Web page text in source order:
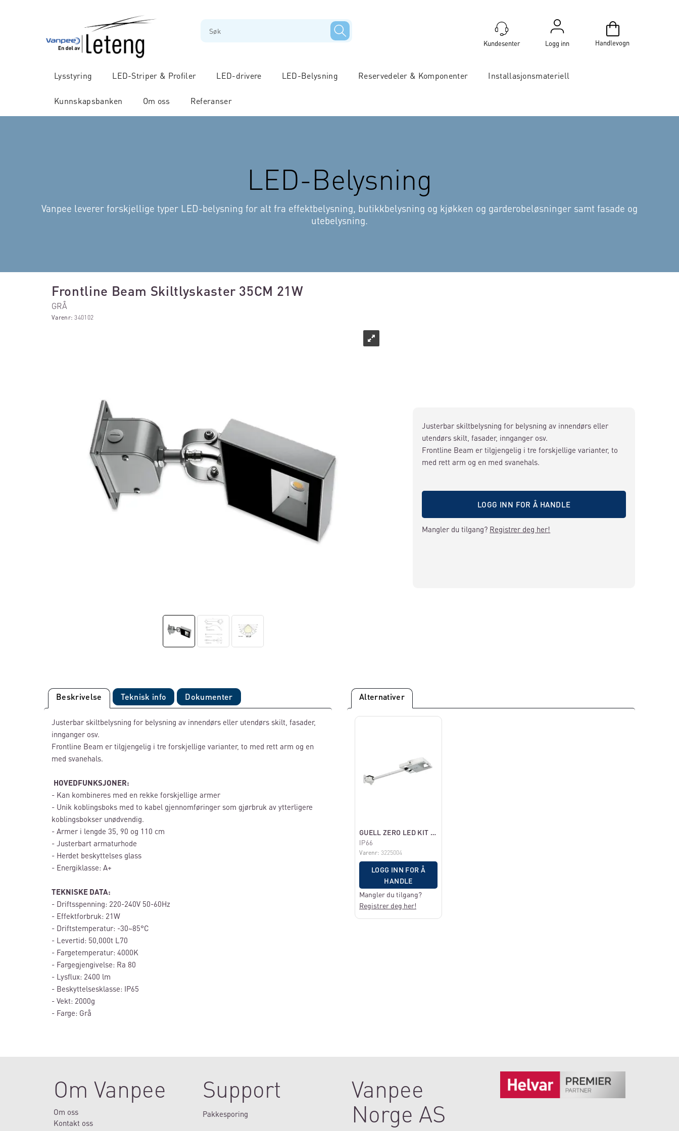
Logg inn Handlevogn
Lysstyring LED-Striper & Profiler LED-drivere LED-Belysning Reservedeler & Komponenter Installasjonsmateriell
Kunnskapsbanken Om oss Referanser
LED-Belysning
Vanpee leverer forskjellige typer LED-belysning for alt fra effektbelysning, butikkbelysning og kjøkken og garderobeløsninger samt fasade og
utebelysning.
Frontline Beam Skiltlyskaster 35CM 21W
GRÅ
Varenr:340102
Justerbar skiltbelysning for belysning av innendørs eller
utendørs skilt, fasader, innganger osv.
Frontline Beam er tilgjengelig i tre forskjellige varianter, to
med rett arm og en med svanehals.
LOGG INN FOR Å HANDLE
Mangler du tilgang? Registrer deg her!
Beskrivelse Teknisk info Dokumenter
Justerbar skiltbelysning for belysning av innendørs eller utendørs skilt, fasader,
innganger osv.
Frontline Beam er tilgjengelig i tre forskjellige varianter, to med rett arm og en
med svanehals.
HOVEDFUNKSJONER:
- Kan kombineres med en rekke forskjellige armer
- Unik koblingsboks med to kabel gjennomføringer som gjørbruk av ytterligere
koblingsbokser unødvendig.
- Armer i lengde 35, 90 og 110 cm
- Justerbart armaturhode
- Herdet beskyttelses glass
- Energiklasse: A+
TEKNISKE DATA:
- Driftsspenning: 220-240V 50-60Hz
- Effektforbruk: 21W
- Driftstemperatur: -30~85°C
- Levertid: 50,000t L70
- Fargetemperatur: 4000K
- Fargegjengivelse: Ra 80
- Lysflux: 2400 lm
- Beskyttelsesklasse: IP65
- Vekt: 2000g
- Farge: Grå
Alternativer
GUELL ZERO LED KIT HVIT 15W 4000K 1603LM
IP66
Varenr: 3225004
LOGG INN FOR Å
HANDLE
Mangler du tilgang?
Registrer deg her!
Om Vanpee
Om oss
Kontakt oss
Support
Pakkesporing
Vanpee
Norge AS